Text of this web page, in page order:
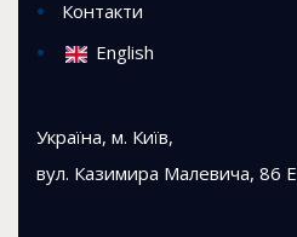
Контакти
English
Україна, м. Київ,
вул. Казимира Малевича, 86 Е